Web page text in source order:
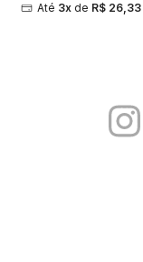
Até 3x de R$ 26,33